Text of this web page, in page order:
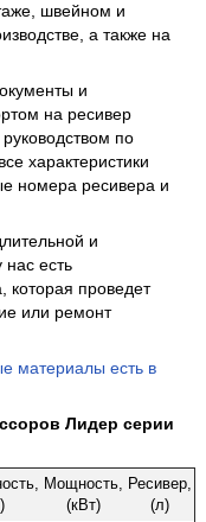
швейном и
а также на
и
на ресивер
по
характеристики
номера ресивера и
и
есть
которая проведет
или ремонт
материалы есть в
Лидер серии
Мощность,
(кВт)
Ресивер,
(л)